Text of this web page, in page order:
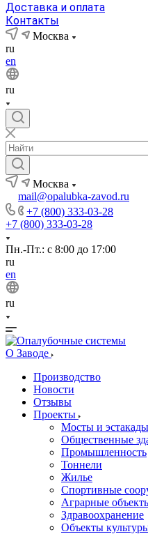
Доставка и оплата
Контакты
Москва
ru
en
ru
Москва
mail@opalubka-zavod.ru
+7 (800) 333-03-28
+7 (800) 333-03-28
Пн.-Пт.: с 8:00 до 17:00
ru
en
ru
О Заводе
Производство
Новости
Отзывы
Проекты
Мосты и эстакады
Общественные
Промышленность
Тоннели
Жилье
Спортивные
Аграрные
Здравоохранение
Объекты